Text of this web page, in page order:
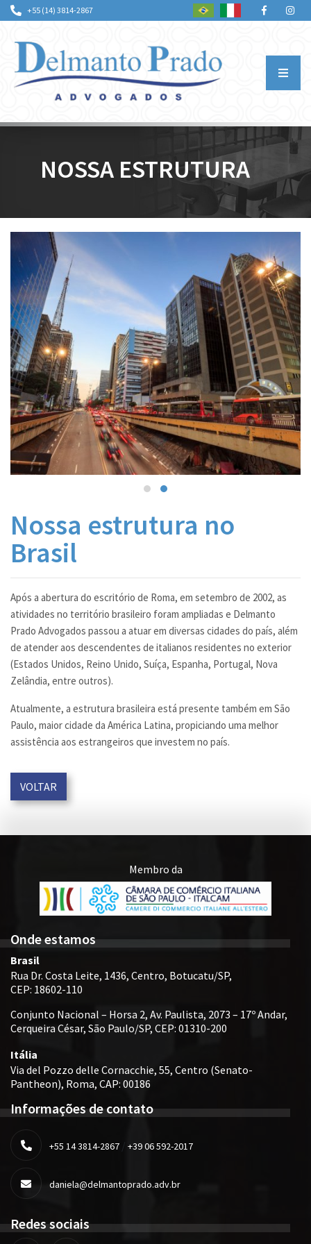
+55 (14) 3814-2867
ÁREAS DE ATUAÇÃO
PROFISSIONAIS
CONTATO
LINKS
NOSSA ESTRUTURA
Nossa estrutura no
Brasil
Após a abertura do escritório de Roma, em setembro de 2002, as
atividades no território brasileiro foram ampliadas e Delmanto
Prado Advogados passou a atuar em diversas cidades do país, além
de atender aos descendentes de italianos residentes no exterior
(Estados Unidos, Reino Unido, Suíça, Espanha, Portugal, Nova
Zelândia, entre outros).
Atualmente, a estrutura brasileira está presente também em São
Paulo, maior cidade da América Latina, propiciando uma melhor
assistência aos estrangeiros que investem no país.
VOLTAR
Membro da
Onde estamos
Brasil
Rua Dr. Costa Leite, 1436, Centro, Botucatu/SP,
CEP: 18602-110
Conjunto Nacional – Horsa 2, Av. Paulista, 2073 – 17º Andar,
Cerqueira César, São Paulo/SP, CEP: 01310-200
Itália
Via del Pozzo delle Cornacchie, 55, Centro (Senato-
Pantheon), Roma, CAP: 00186
Informações de contato
+55 14 3814-2867 / +39 06 592-2017
daniela@delmantoprado.adv.br
Redes sociais